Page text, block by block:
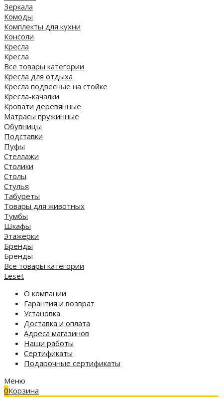
Зеркала
Комоды
Комплекты для кухни
Консоли
Кресла
Кресла
Все товары категории
Кресла для отдыха
Кресла подвесные на стойке
Кресла-качалки
Кровати деревянные
Матрасы пружинные
Обувницы
Подставки
Пуфы
Стеллажи
Столики
Столы
Стулья
Табуреты
Товары для животных
Тумбы
Шкафы
Этажерки
Бренды
Бренды
Все товары категории
Leset
О компании
Гарантия и возврат
Установка
Доставка и оплата
Адреса магазинов
Наши работы
Сертификаты
Подарочные сертификаты
Меню
0Корзина